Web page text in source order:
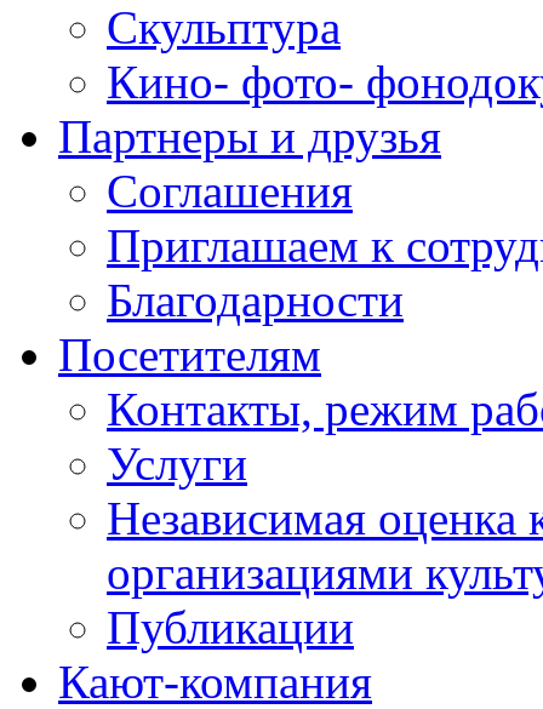
Скульптура
Кино- фото-
Партнеры и друзья
Соглашения
Приглашаем к
Благодарности
Посетителям
Контакты, режим
Услуги
Независимая оценка
организациями
Публикации
Кают-компания